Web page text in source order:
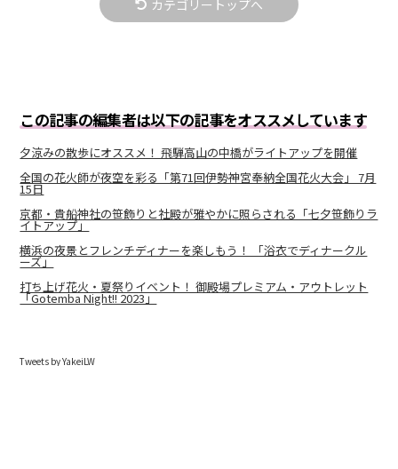
カテゴリートップへ
この記事の編集者は以下の記事をオススメしています
夕涼みの散歩にオススメ！ 飛騨高山の中橋がライトアップを開催
全国の花火師が夜空を彩る「第71回伊勢神宮奉納全国花火大会」 7月
15日
京都・貴船神社の笹飾りと社殿が雅やかに照らされる「七夕笹飾りラ
イトアップ」
横浜の夜景とフレンチディナーを楽しもう！ 「浴衣でディナークル
ーズ」
打ち上げ花火・夏祭りイベント！ 御殿場プレミアム・アウトレット
「Gotemba Night!! 2023」
Tweets by YakeiLW